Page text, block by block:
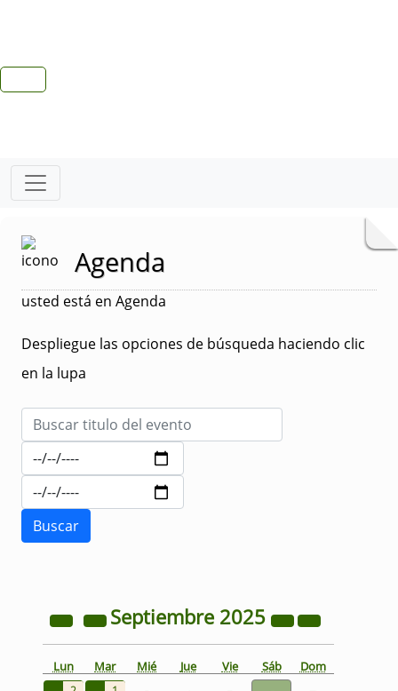
Agenda
usted está en Agenda
Despliegue las opciones de búsqueda haciendo clic
en la lupa
Septiembre 2025
Lun Mar Mié Jue Vie Sáb Dom